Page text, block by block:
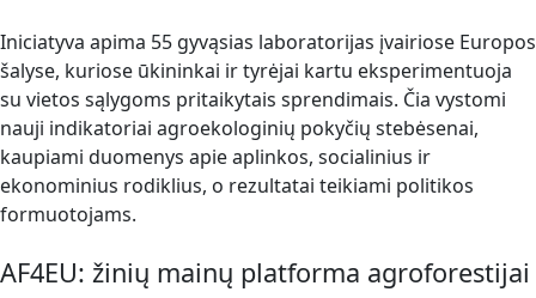
Iniciatyva apima 55 gyvąsias laboratorijas įvairiose Europos
šalyse, kuriose ūkininkai ir tyrėjai kartu eksperimentuoja
su vietos sąlygoms pritaikytais sprendimais. Čia vystomi
nauji indikatoriai agroekologinių pokyčių stebėsenai,
kaupiami duomenys apie aplinkos, socialinius ir
ekonominius rodiklius, o rezultatai teikiami politikos
formuotojams.
AF4EU: žinių mainų platforma agroforestijai